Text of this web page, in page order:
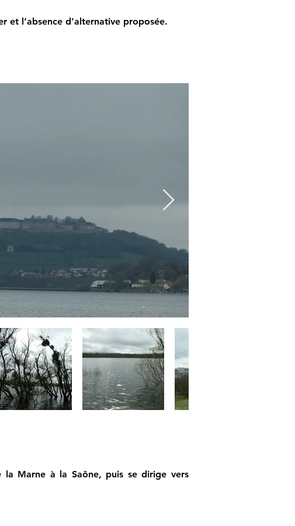
et l’absence d’alternative proposée.
Marne à la Saône, puis se dirige vers